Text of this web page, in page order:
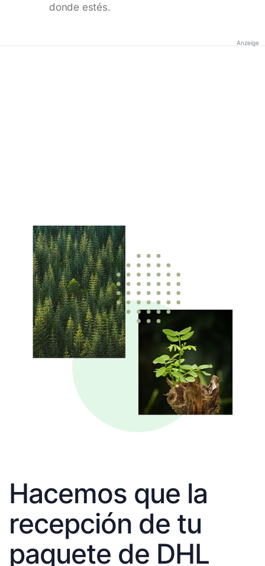
donde estés.
Anzeige
Hacemos que la
recepción de tu
paquete de DHL